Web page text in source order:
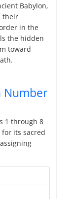
Babylon,
their
in the
the hidden
toward
Number
1 through 8
its sacred